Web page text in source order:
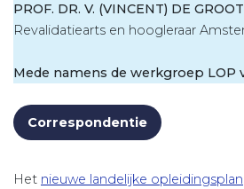
PROF. DR. V. (VINCENT) DE GROOT
Revalidatiearts en hoogleraar
Mede namens de werkgroep LOP
Correspondentie
Het nieuwe landelijke opleidingsplan